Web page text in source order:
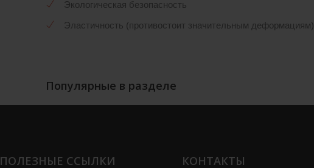
Экологическая безопасность
Эластичность (противостоит значительным деформациям)
Популярные в разделе
ПОЛЕЗНЫЕ ССЫЛКИ КОНТАКТЫ